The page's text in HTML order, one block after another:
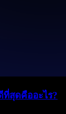
ที่สุดคืออะไร?